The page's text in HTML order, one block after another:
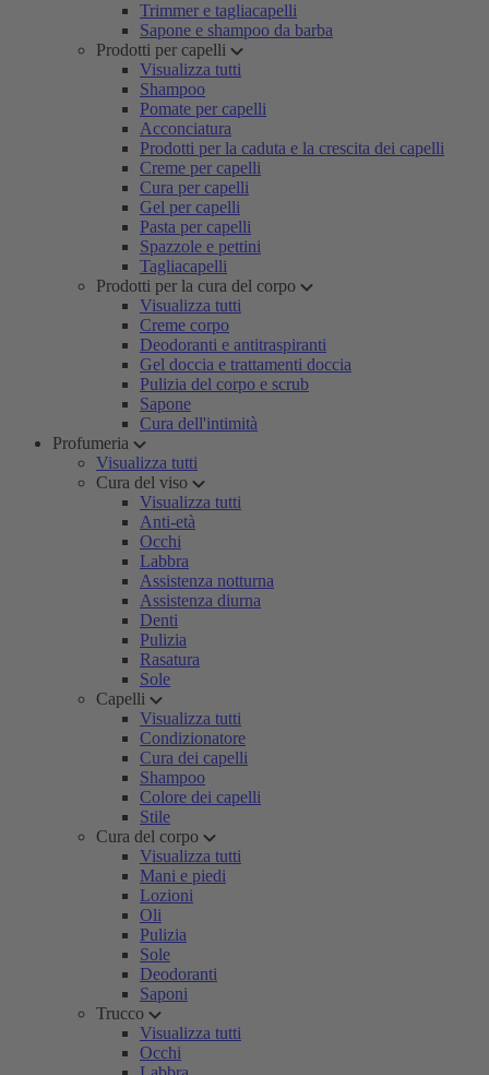
Trimmer e tagliacapelli
Sapone e shampoo da barba
Prodotti per capelli
Visualizza tutti
Shampoo
Pomate per capelli
Acconciatura
Prodotti per la caduta e la crescita dei capelli
Creme per capelli
Cura per capelli
Gel per capelli
Pasta per capelli
Spazzole e pettini
Tagliacapelli
Prodotti per la cura del corpo
Visualizza tutti
Creme corpo
Deodoranti e antitraspiranti
Gel doccia e trattamenti doccia
Pulizia del corpo e scrub
Sapone
Cura dell'intimità
Profumeria
Visualizza tutti
Cura del viso
Visualizza tutti
Anti-età
Occhi
Labbra
Assistenza notturna
Assistenza diurna
Denti
Pulizia
Rasatura
Sole
Capelli
Visualizza tutti
Condizionatore
Cura dei capelli
Shampoo
Colore dei capelli
Stile
Cura del corpo
Visualizza tutti
Mani e piedi
Lozioni
Oli
Pulizia
Sole
Deodoranti
Saponi
Trucco
Visualizza tutti
Occhi